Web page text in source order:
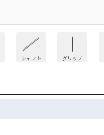
シャフト グリップ